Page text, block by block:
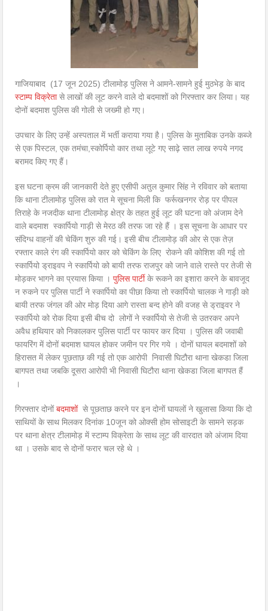
गाजियाबाद (17 जून 2025) टीलामोड़ पुलिस ने आमने-सामने हुई मुठभेड़ के बाद
स्टाम्प विक्रेतासे लाखों की लूट करने वाले दो बदमाशों को गिरफ्तार कर लिया। यह
दोनों बदमाश पुलिस की गोली से जख्मी हो गए।
उपचार के लिए उन्हें अस्पताल में भर्ती कराया गया है। पुलिस के मुताबिक उनके कब्जे
से एक पिस्टल, एक तमंचा,स्कोर्पियो कार तथा लूटे गए साढ़े सात लाख रुपये नगद
बरामद किए गए हैं।
इस घटना क्रम की जानकारी देते हुए एसीपी अतुल कुमार सिंह ने रविवार को बताया
कि थाना टीलामोड़ पुलिस को रात मे सूचना मिली कि फर्रूखनगर रोड़ पर पीपल
तिराहे के नजदीक थाना टीलामोड़ क्षेत्र के तहत हुई लूट की घटना को अंजाम देने
वाले बदमाश स्कार्पियो गाड़ी से मेरठ की तरफ जा रहे हैं । इस सूचना के आधार पर
संदिग्ध वाहनों की चेकिंग शुरु की गई। इसी बीच टीलामोड़ की ओर से एक तेज़
रफ्तार काले रंग की स्कार्पियो कार को चेकिंग के लिए रोकने की कोशिश की गई तो
स्कार्पियो ड्राइवप ने स्कार्पियो को बायी तरफ राजपुर को जाने वाले रास्ते पर तेजी से
मोड़कर भागने का प्रयास किया ।पुलिस पार्टीके रूकने का इशारा करने के बावजूद
न रुकने पर पुलिस पार्टी ने स्कार्पियो का पीछा किया तो स्कार्पियो चालक ने गाड़ी को
बायी तरफ जंगल की ओर मोड़ दिया आगे रास्ता बन्द होने की वजह से ड्राइवर ने
स्कार्पियो को रोक दिया इसी बीच दो लोगों ने स्कार्पियो से तेजी से उतरकर अपने
अवैध हथियार को निकालकर पुलिस पार्टी पर फायर कर दिया । पुलिस की जवाबी
फायरिंग में दोनों बदमाश घायल होकर जमीन पर गिर गये । दोनों घायल बदमाशों को
हिरासत में लेकर पूछताछ की गई तो एक आरोपी निवासी घिटौरा थाना खेकडा जिला
बागपत तथा जबकि दूसरा आरोपी भी निवासी घिटौरा थाना खेकडा जिला बागपत हैं
।
गिरफ्तार दोनोंबदमाशोंसे पूछताछ करने पर इन दोनों घायलों ने खुलासा किया कि दो
साथियों के साथ मिलकर दिनांक 10जून को ओक्सी होम सोसाइटी के सामने सड़क
पर थाना क्षेत्र टीलामोड़ में स्टाम्प विक्रेता के साथ लूट की वारदात को अंजाम दिया
था । उसके बाद से दोनों फरार चल रहे थे ।